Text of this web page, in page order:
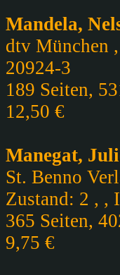
Mandela,
dtv München
20924-3
189 Seiten,
12,50 €
Manegat,
St. Benno
Zustand: 2 , ,
365 Seiten,
9,75 €